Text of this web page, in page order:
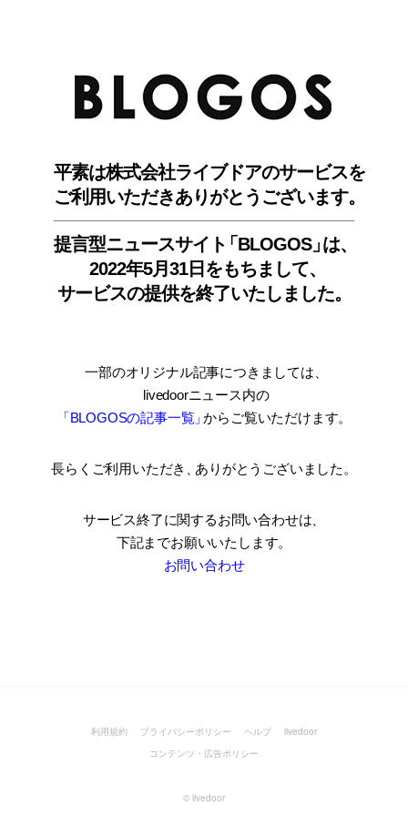
平素は株式会社ライブドアのサービスを
ご利用いただきありがとうございます。
提言型ニュースサイ ト「BLOGOS」は、
2022年5月31日をもちまして、
サービスの提供を終了いたしました。
一部のオリジナル記事につきましては
livedoorニュース内の
「BLOGOSの記事一覧」からご覧いただけます。
長らくご利用いただき ありがとうございました。
サービス終了に関するお問い合わせは、
下記までお願いいたします。
お問い合わせ
利用規約 プライバシーポリシー ヘルプ
livedoor
コンテンツ・広告ポリシー
© livedoor